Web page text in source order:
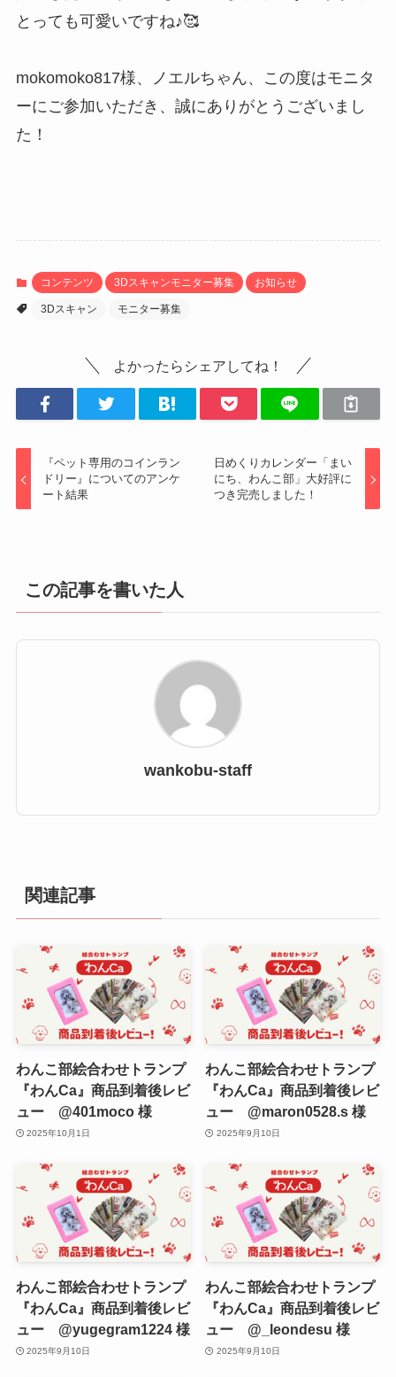
とっても可愛いですね♪🥰
mokomoko817様、ノエルちゃん、この度はモニタ
ーにご参加いただき、誠にありがとうございまし
た！
コンテンツ 3Dスキャンモニター募集 お知らせ
3Dスキャン モニター募集
よかったらシェアしてね！
『ペット専用のコインラン
ドリー』についてのアンケ
ート結果
日めくりカレンダー「まい
にち、わんこ部」大好評に
つき完売しました！
この記事を書いた人
wankobu-staff
関連記事
わんこ部絵合わせトランプ
『わんCa』商品到着後レビ
ュー @401moco 様
2025年10月1日
わんこ部絵合わせトランプ
『わんCa』商品到着後レビ
ュー @maron0528.s 様
2025年9月10日
わんこ部絵合わせトランプ
『わんCa』商品到着後レビ
ュー @yugegram1224 様
2025年9月10日
わんこ部絵合わせトランプ
『わんCa』商品到着後レビ
ュー @_leondesu 様
2025年9月10日